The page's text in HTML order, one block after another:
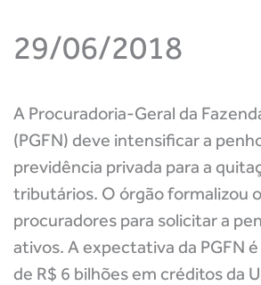
29/06/2018
A Procuradoria-Geral da
(PGFN) deve intensificar a
previdência privada para a
tributários. O órgão formalizou
procuradores para solicitar a
ativos. A expectativa da PGFN
de R$ 6 bilhões em créditos da